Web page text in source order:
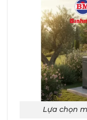
Lựa chọn